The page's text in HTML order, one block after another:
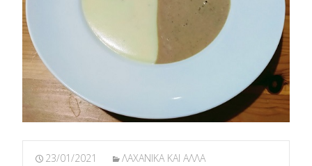
23/01/2021 ΛΑΧΑΝΙΚΑ ΚΑΙ ΑΛΛΑ